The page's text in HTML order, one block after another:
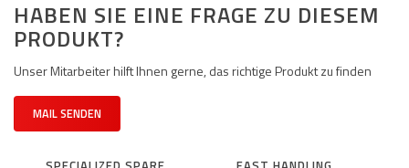
HABEN SIE EINE FRAGE ZU DIESEM
PRODUKT?
Unser Mitarbeiter hilft Ihnen gerne, das richtige Produkt zu finden
MAIL SENDEN